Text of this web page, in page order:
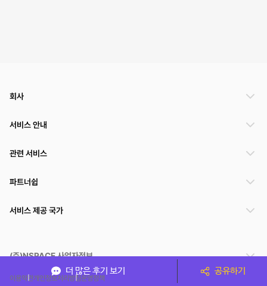
더 많은 후기 보기 공유하기
회사
서비스 안내
관련 서비스
파트너쉽
서비스 제공 국가
(주)NSPACE 사업자정보
이용약관개인정보처리방침운영정책